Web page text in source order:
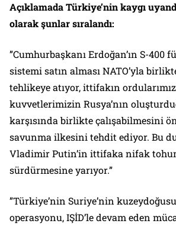
Açıklamada Türkiye’nin kaygı
olarak şunlar sıralandı:
”Cumhurbaşkanı Erdoğan’ın S-400
sistemi satın alması NATO’yla
tehlikeye atıyor, ittifakın
kuvvetlerimizin Rusya’nın
karşısında birlikte çalışabilmesini
savunma ilkesini tehdit ediyor. Bu
Vladimir Putin’in ittifaka nifak
sürdürmesine yarıyor.”
”Türkiye’nin Suriye’nin
operasyonu, IŞİD’le devam eden